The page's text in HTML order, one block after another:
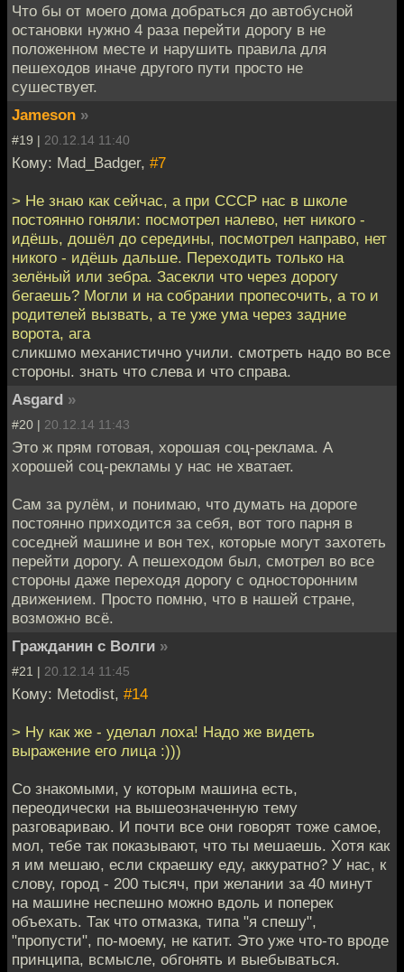
Что бы от моего дома добраться до автобусной
остановки нужно 4 раза перейти дорогу в не
положенном месте и нарушить правила для
пешеходов иначе другого пути просто не
сушествует.
Jameson »
#19 | 20.12.14 11:40
Кому: Mad_Badger, #7
> Не знаю как сейчас, а при СССР нас в школе
постоянно гоняли: посмотрел налево, нет никого -
идёшь, дошёл до середины, посмотрел направо, нет
никого - идёшь дальше. Переходить только на
зелёный или зебра. Засекли что через дорогу
бегаешь? Могли и на собрании пропесочить, а то и
родителей вызвать, а те уже ума через задние
ворота, ага
сликшмо механистично учили. смотреть надо во все
стороны. знать что слева и что справа.
Asgard »
#20 | 20.12.14 11:43
Это ж прям готовая, хорошая соц-реклама. А
хорошей соц-рекламы у нас не хватает.
Сам за рулём, и понимаю, что думать на дороге
постоянно приходится за себя, вот того парня в
соседней машине и вон тех, которые могут захотеть
перейти дорогу. А пешеходом был, смотрел во все
стороны даже переходя дорогу с односторонним
движением. Просто помню, что в нашей стране,
возможно всё.
Гражданин с Волги »
#21 | 20.12.14 11:45
Кому: Metodist, #14
> Ну как же - уделал лоха! Надо же видеть
выражение его лица :)))
Со знакомыми, у которым машина есть,
переодически на вышеозначенную тему
разговариваю. И почти все они говорят тоже самое,
мол, тебе так показывают, что ты мешаешь. Хотя как
я им мешаю, если скраешку еду, аккуратно? У нас, к
слову, город - 200 тысяч, при желании за 40 минут
на машине неспешно можно вдоль и поперек
объехать. Так что отмазка, типа "я спешу",
"пропусти", по-моему, не катит. Это уже что-то вроде
принципа, всмысле, обгонять и выебываться.